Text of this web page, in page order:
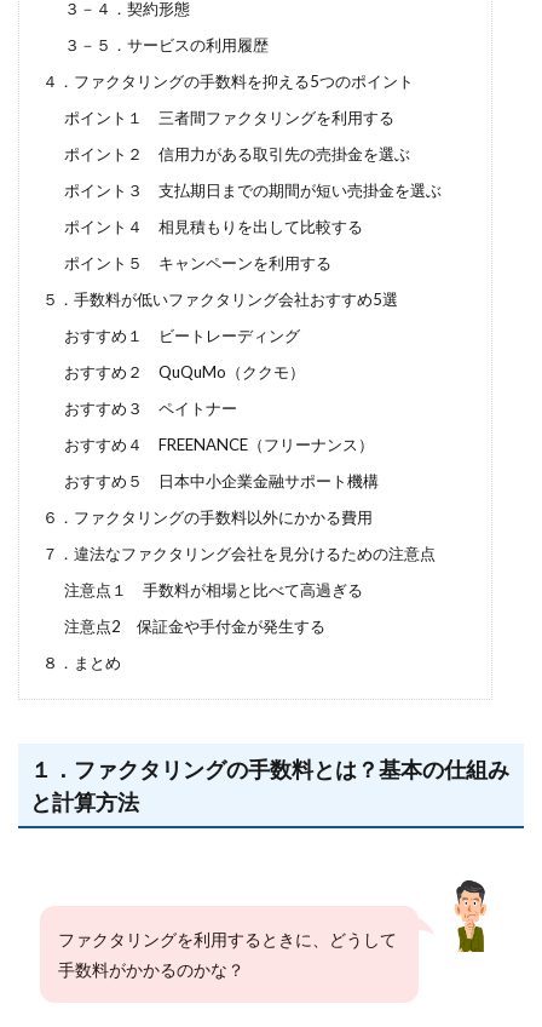
３－４．契約形態
３－５．サービスの利用履歴
４．ファクタリングの手数料を抑える5つのポイント
ポイント１ 三者間ファクタリングを利用する
ポイント２ 信用力がある取引先の売掛金を選ぶ
ポイント３ 支払期日までの期間が短い売掛金を選ぶ
ポイント４ 相見積もりを出して比較する
ポイント５ キャンペーンを利用する
５．手数料が低いファクタリング会社おすすめ5選
おすすめ１ ビートレーディング
おすすめ２ QuQuMo（ククモ）
おすすめ３ ペイトナー
おすすめ４ FREENANCE（フリーナンス）
おすすめ５ 日本中小企業金融サポート機構
６．ファクタリングの手数料以外にかかる費用
７．違法なファクタリング会社を見分けるための注意点
注意点１ 手数料が相場と比べて高過ぎる
注意点2 保証金や手付金が発生する
８．まとめ
１．ファクタリングの手数料とは？基本の仕組み
と計算方法
ファクタリングを利用するときに、どうして
手数料がかかるのかな？